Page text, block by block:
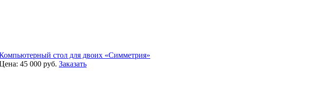
стол для двоих «Симметрия»
45 000 руб. Заказать